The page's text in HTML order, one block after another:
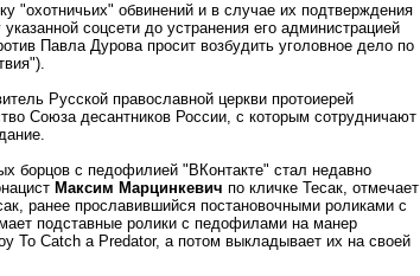
"охотничьих" обвинений и в случае их подтверждения
соцсети до устранения его администрацией
Павла Дурова просит возбудить уголовное дело по
Русской православной церкви протоиерей
Союза десантников России, с которым сотрудничают
борцов с педофилией "ВКонтакте" стал недавно
Максим Марцинкевич по кличке Тесак, отмечает
ранее прославившийся постановочными роликами с
подставные ролики с педофилами на манер
To Catch a Predator, а потом выкладывает их на своей